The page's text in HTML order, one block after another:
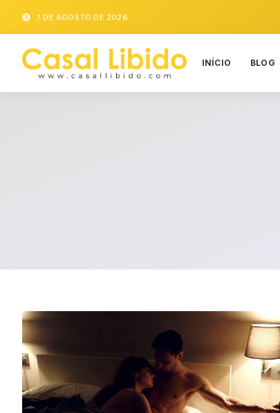
7 DE AGOSTO DE 2026
INÍCIO BLOG